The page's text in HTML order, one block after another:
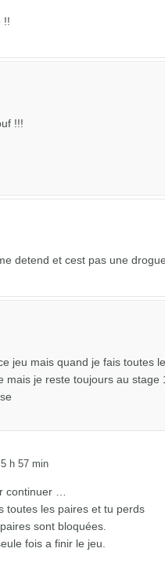
!!
!!!
detend et cest pas une
jeu mais quand je fais toutes
mais je reste toujours au stage
h 57 min
continuer …
toutes les paires et tu perds
sont bloquées.
fois a finir le jeu.